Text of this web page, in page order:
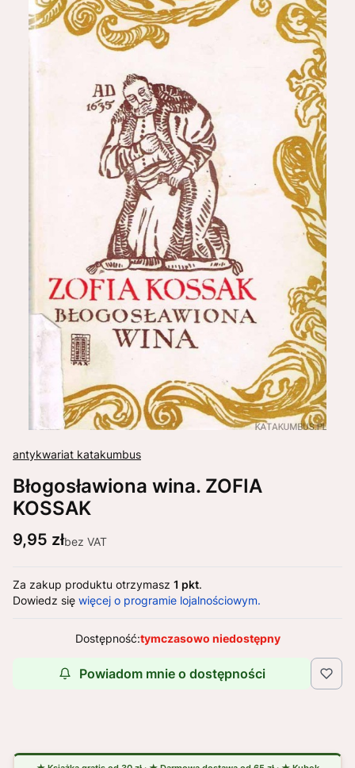
antykwariat katakumbus
Błogosławiona wina. ZOFIA
KOSSAK
Cena
9,95 złbez VAT
Za zakup produktu otrzymasz 1 pkt.
Dowiedz się więcej o programie lojalnościowym.
Dostępność:tymczasowo niedostępny
Powiadom mnie o dostępności